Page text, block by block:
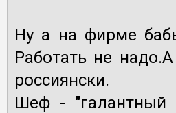
Ну а на фирме
Работать не
россиянски.
Шеф - "галантный